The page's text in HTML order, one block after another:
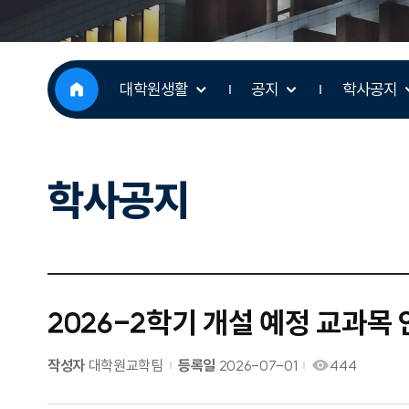
대학원생활 공지 학사공지
학사공지
2026-2학기 개설 예정 교과목
작성자 대학원교학팀 등록일 2026-07-01 444